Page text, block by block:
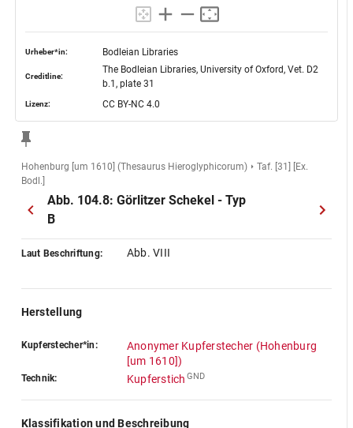
Urheber*in: Bodleian Libraries
Creditline:
The Bodleian Libraries, University of Oxford, Vet. D2
b.1, plate 31
Lizenz: CC BY-NC 4.0
Hohenburg [um 1610] (Thesaurus Hieroglyphicorum)
Taf. [31] [Ex.
Bodl.]
Abb. 104.8: Görlitzer Schekel - Typ
B
Laut Beschriftung: Abb. VIII
Herstellung
Kupferstecher*in:
Anonymer Kupferstecher (Hohenburg
[um 1610])
Technik: Kupferstich GND
Klassifikation und Beschreibung